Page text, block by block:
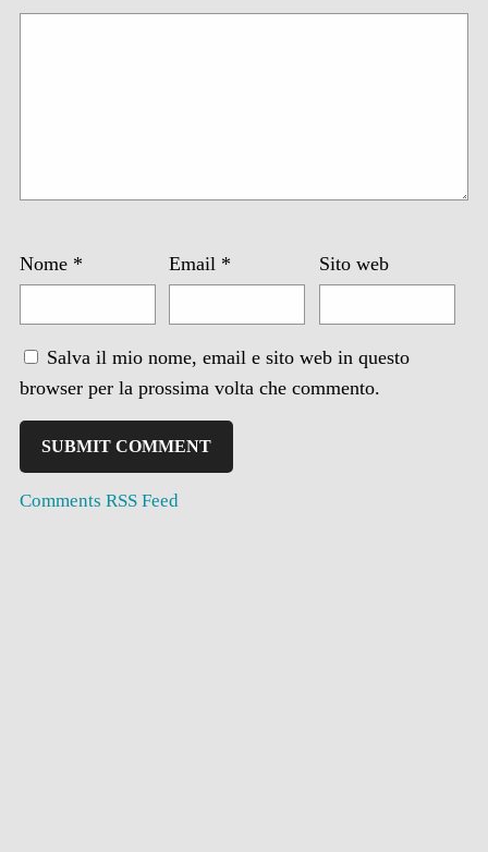
Nome * Email * Sito web
Salva il mio nome, email e sito web in questo
browser per la prossima volta che commento.
Comments RSS Feed